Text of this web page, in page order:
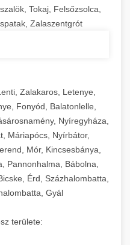
Tokaj, Felsőzsolca,
Zalaszentgrót
Zalakaros, Letenye,
Fonyód, Balatonlelle,
Nyíregyháza,
Máriapócs, Nyírbátor,
Mór, Kincsesbánya,
Pannonhalma, Bábolna,
Érd, Százhalombatta,
Gyál
területe: